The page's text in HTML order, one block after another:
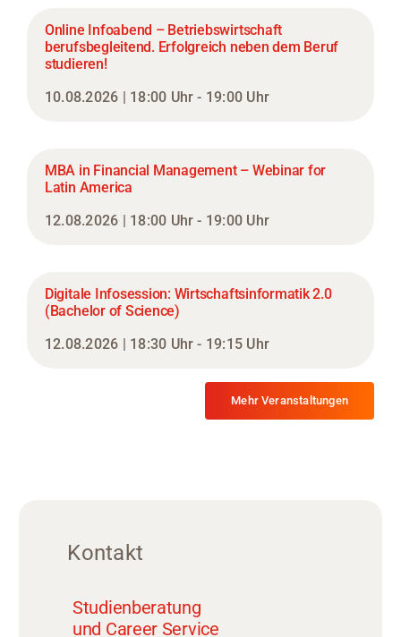
Online Infoabend – Betriebswirtschaft
berufsbegleitend. Erfolgreich neben dem Beruf
studieren!
10.08.2026 | 18:00 Uhr - 19:00 Uhr
MBA in Financial Management – Webinar for
Latin America
12.08.2026 | 18:00 Uhr - 19:00 Uhr
Digitale Infosession: Wirtschaftsinformatik 2.0
(Bachelor of Science)
12.08.2026 | 18:30 Uhr - 19:15 Uhr
Mehr Veranstaltungen
Kontakt
Studienberatung
und Career Service